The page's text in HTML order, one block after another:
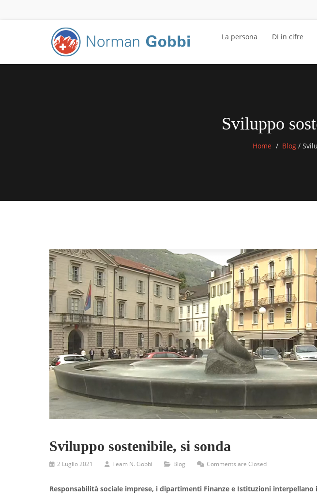
La persona DI in cifre
Sviluppo
Home Blog /
Sviluppo sostenibile, si sonda
2 Luglio 2021 Team N. Gobbi Blog Comments are Closed
Responsabilità sociale imprese, i dipartimenti Finanze e Istituzioni interpellano